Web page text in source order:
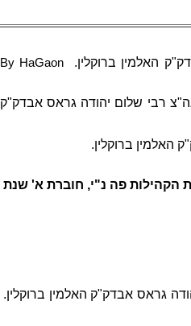
האלמין ברוקלין.
By HaGaon
רבי שלום יהודה גראס אבדק"ק
האלמין ברוקלין.
הקהילות פה נ"י, חוברת א' שנת
גראס אבדק"ק האלמין ברוקלין.